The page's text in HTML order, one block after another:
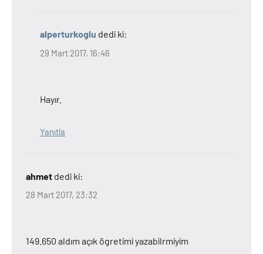
alperturkoglu dedi ki:
29 Mart 2017, 16:46
Hayır.
Yanıtla
ahmet dedi ki:
28 Mart 2017, 23:32
149.650 aldım açık ögretimi yazabilrmiyim